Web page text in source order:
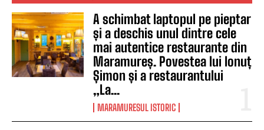
A schimbat laptopul pe pieptar
și a deschis unul dintre cele
mai autentice restaurante din
Maramureș. Povestea lui Ionuț
Șimon și a restaurantului
„La...
MARAMURESUL ISTORIC